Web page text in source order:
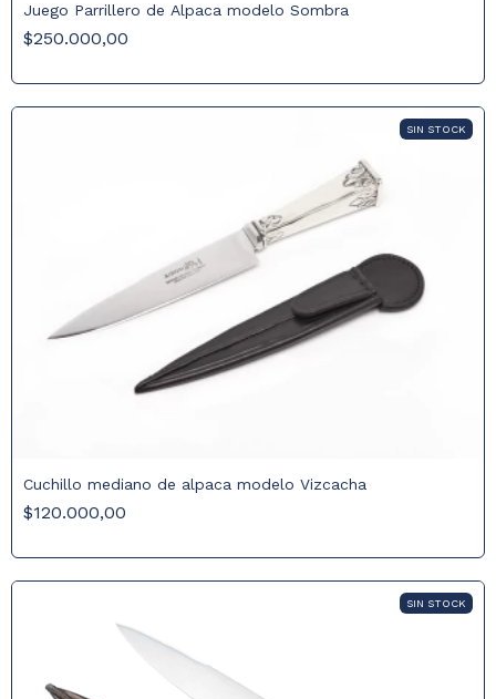
Juego Parrillero de Alpaca modelo Sombra
$250.000,00
SIN STOCK
Cuchillo mediano de alpaca modelo Vizcacha
$120.000,00
SIN STOCK